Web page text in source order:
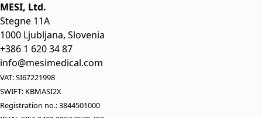
MESI, Ltd.
Stegne 11A
1000 Ljubljana, Slovenia
+386 1 620 34 87
info@mesimedical.com
VAT: SI67221998
SWIFT: KBMASI2X
Registration no.: 3844501000